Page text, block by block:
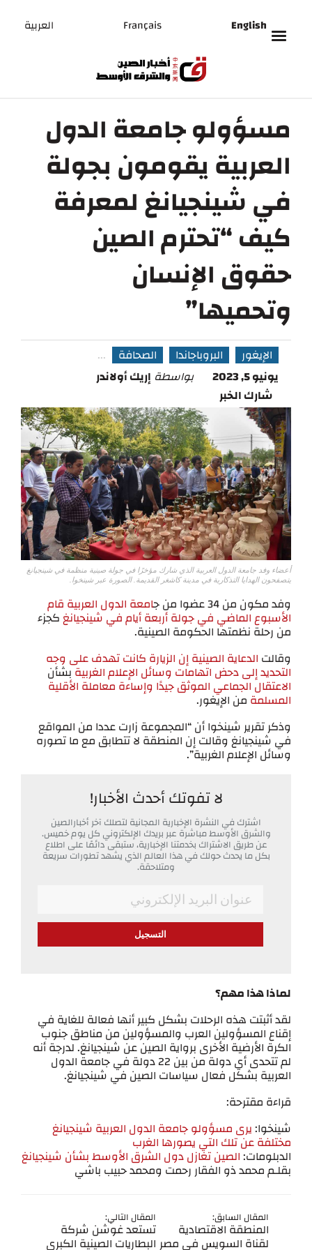
English
Français العربية
مسؤولو جامعة الدول
العربية يقومون بجولة
في شينجيانغ لمعرفة
كيف “تحترم الصين
حقوق الإنسان
وتحميها”
الإيغور البروباجاندا الصحافة
...
يونيو 5, 2023
بواسطة إريك أولاندر
شارك الخبر
أعضاء وفد جامعة الدول العربية الذي شارك مؤخرًا في جولة صينية منظمة في شينجيانغ
يتصفحون الهدايا التذكارية في مدينة كاشغر القديمة. الصورة عبر شينخوا.
وفد مكون من 34 عضوا من ج امعة الدول العربية قام
الأسبوع الماضي في جولة أربعة أيام في شينجيانغكجزء
من رحلة نظمتها الحكومة الصينية.
وقالت الدعاية الصينية إن الزيارة كانت تهدف على وجه
التحديد إلى دحض اتهامات وسائل الإعلام الغربيةبشأن
الاعتقال الجماعي الموثق جيدًا وإساءة معاملة الأقلية
المسلمة من الإيغور.
وذكر تقرير شينخوا أن “المجموعة زارت عددا من المواقع
في شينجيانغ وقالت إن المنطقة لا تتطابق مع ما تصوره
وسائل الإعلام الغربية”.
لا تفوتك أحدث الأخبار!
اشترك في النشرة الإخبارية المجانية لتصلك آخر أخبارالصين
والشرق الأوسط مباشرة عبر بريدك الإلكتروني كل يوم خميس.
عن طريق الاشتراك بخدمتنا الإخبارية، ستبقى دائمًا على اطلاع
بكل ما يحدث حولك في هذا العالم الذي يشهد تطورات سريعة
ومتلاحقة.
Email
*
لماذا هذا مهم؟
لقد أثبتت هذه الرحلات بشكل كبير أنها فعالة للغاية في
إقناع المسؤولين العرب والمسؤولين من مناطق جنوب
الكرة الأرضية الأخرى برواية الصين عن شينجيانغ. لدرجة أنه
لم تتحدى أي دولة من بين 22 دولة في جامعة الدول
العربية بشكل فعال سياسات الصين في شينجيانغ.
قراءة مقترحة:
شينخوا:يرى مسؤولو جامعة الدول العربية شينجيانغ
مختلفة عن تلك التي يصورها الغرب
الدبلومات:الصين تغازل دول الشرق الأوسط بشأن شينجيانغ
بقلـم محمد ذو الفقار رحمت ومحمد حبيب باشي
المقال السابق:
المنطقة الاقتصادية
لقناة السويس في مصر
المقال التالي:
تستعد غوشن شركة
البطاريات الصينية الكبرى